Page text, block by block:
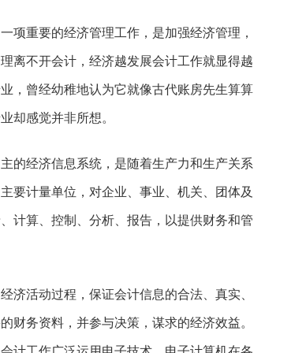
项重要的经济管理工作，是加强经济管理，
离不开会计，经济越发展会计工作就显得越
，曾经幼稚地认为它就像古代账房先生算算
却感觉并非所想。
的经济信息系统，是随着生产力和生产关系
要计量单位，对企业、事业、机关、团体及
计算、控制、分析、报告，以提供财务和管
济活动过程，保证会计信息的合法、真实、
财务资料，并参与决策，谋求的经济效益。